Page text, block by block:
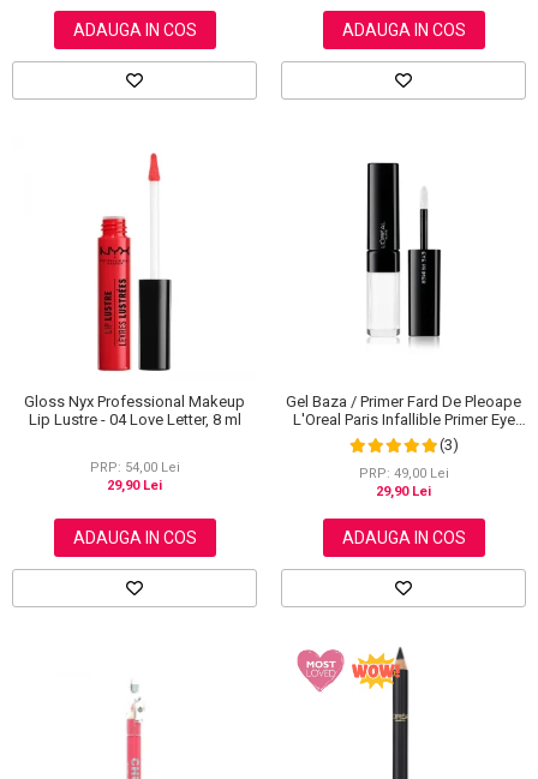
ADAUGA IN COS ADAUGA IN COS
Gloss Nyx Professional Makeup
Lip Lustre - 04 Love Letter, 8 ml
PRP: 54,00 Lei
29,90 Lei
ADAUGA IN COS
Gel Baza / Primer Fard De Pleoape
L'Oreal Paris Infallible Primer Eye
Shadow Base 100, 3 ml
(3)
PRP: 49,00 Lei
29,90 Lei
ADAUGA IN COS